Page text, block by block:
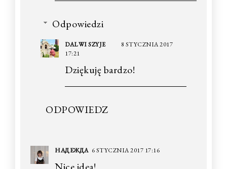
Odpowiedzi
DALWI SZYJE
8 STYCZNIA 2017
17:21
Dziękuję bardzo!
ODPOWIEDZ
НАДЕЖДА 6 STYCZNIA 2017 17:16
Nice idea!